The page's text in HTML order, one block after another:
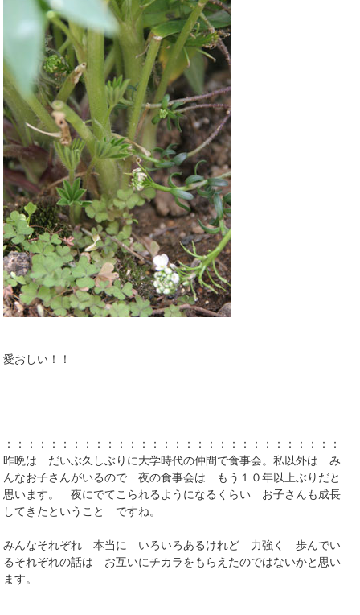
愛おしい！！
：：：：：：：：：：：：：：：：：：：：：：：：：：：：：：：
昨晩は だいぶ久しぶりに大学時代の仲間で食事会。私以外は み
んなお子さんがいるので 夜の食事会は もう１０年以上ぶりだと
思います。 夜にでてこられるようになるくらい お子さんも成長
してきたということ ですね。
みんなそれぞれ 本当に いろいろあるけれど 力強く 歩んでい
るそれぞれの話は お互いにチカラをもらえたのではないかと思い
ます。